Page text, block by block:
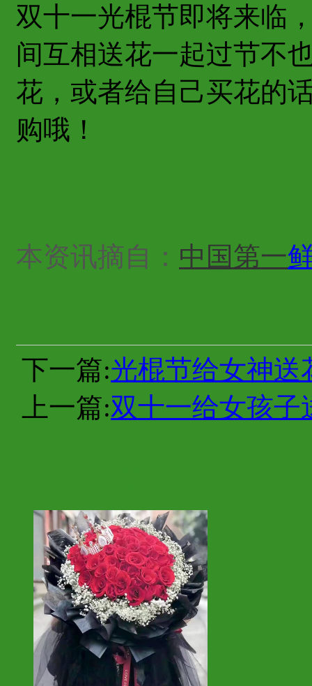
双十一光棍节即将来临
间互相送花一起过节不
花，或者给自己买花的
购哦！
本资讯摘自： 中国第一
下一篇:光棍节给女神送
上一篇:双十一给女孩子